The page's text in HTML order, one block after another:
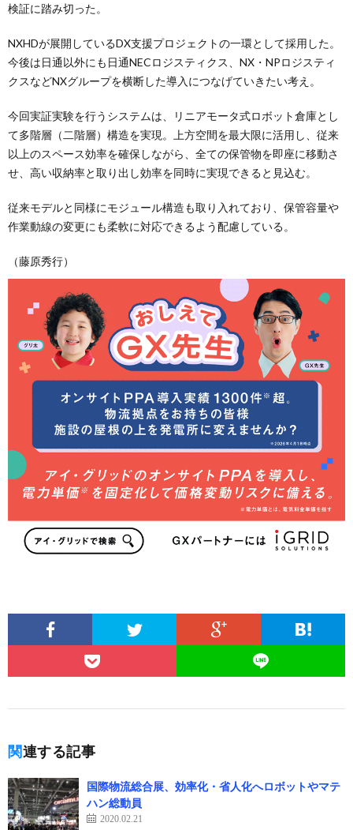
検証に踏み切った。
NXHDが展開しているDX支援プロジェクトの一環として採用した。
今後は日通以外にも日通NECロジスティクス、NX・NPロジスティ
クスなどNXグループを横断した導入につなげていきたい考え。
今回実証実験を行うシステムは、リニアモータ式ロボット倉庫とし
て多階層（二階層）構造を実現。上方空間を最大限に活用し、従来
以上のスペース効率を確保しながら、全ての保管物を即座に移動さ
せ、高い収納率と取り出し効率を同時に実現できると見込む。
従来モデルと同様にモジュール構造も取り入れており、保管容量や
作業動線の変更にも柔軟に対応できるよう配慮している。
（藤原秀行）
関連する記事
国際物流総合展、効率化・省人化へロボットやマテ
ハン総動員
2020.02.21